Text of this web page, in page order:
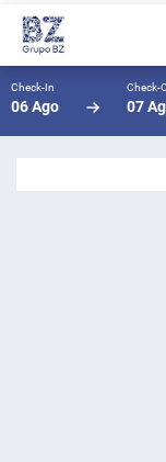
Check-In
06 Ago
Check-
07